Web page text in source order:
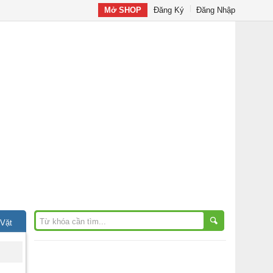
Mở SHOP Đăng Ký Đăng Nhập